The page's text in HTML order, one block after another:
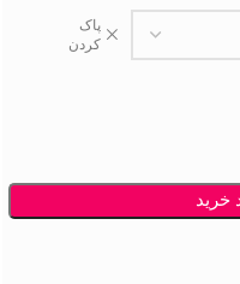
پاک
کردن
خرید